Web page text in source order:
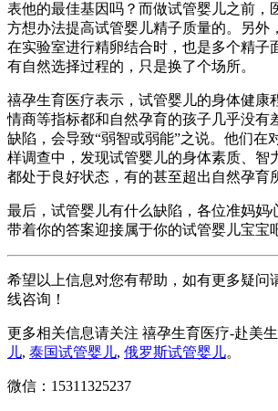
表他的最佳基因吗？而做试管婴儿之前，
方想办法提高试管婴儿精子质量的。另外
在实验室进行精卵结合时，也是多个精子
有自然选择过程的，只是换了个场所。
禧孕生育医疗表示，试管婴儿的身体健康
情商等指标都和自然孕育的孩子几乎没有
缺陷，会导致“弱智或弱能”之说。他们在
样调查中，发现试管婴儿的身体素质、智
都处于良好状态，有的甚至超出自然孕育
最后，试管婴儿有什么缺陷，各位准妈妈
带着你的答案迎接属于你的试管婴儿宝宝
希望以上信息对您有帮助，如有更多疑问
线咨询！
更多相关信息请关注 禧孕生育医疗-赴美
儿, 泰国试管婴儿, 俄罗斯试管婴儿。
微信：15311325237